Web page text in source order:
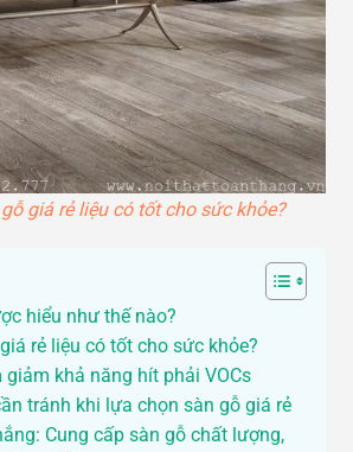
giá rẻ liệu có tốt cho sức khỏe?
hiểu như thế nào?
rẻ liệu có tốt cho sức khỏe?
giảm khả năng hít phải VOCs
tránh khi lựa chọn sàn gỗ giá rẻ
Cung cấp sàn gỗ chất lượng,